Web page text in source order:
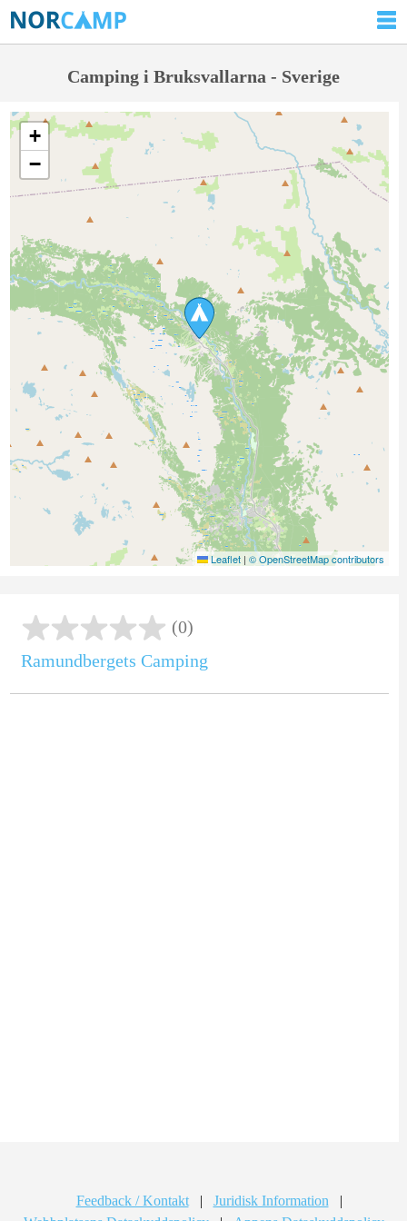
Camping i Bruksvallarna - Sverige
+
−
Leaflet | © OpenStreetMap contributors
(0)
Ramundbergets Camping
Feedback / Kontakt | Juridisk Information
|